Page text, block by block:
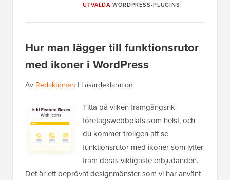
UTVALDA WORDPRESS-PLUGINS
Hur man lägger till funktionsrutor
med ikoner i WordPress
Av Redaktionen | Läsardeklaration
Titta på vilken framgångsrik
företagswebbplats som helst, och
du kommer troligen att se
funktionsrutor med ikoner som lyfter
fram deras viktigaste erbjudanden.
Det är ett beprövat designmönster som vi har använt